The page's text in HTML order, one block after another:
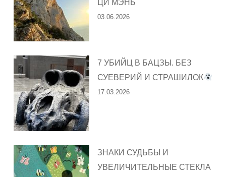
ЦИ МЭНЬ
03.06.2026
7 УБИЙЦ В БАЦЗЫ. БЕЗ
СУЕВЕРИЙ И СТРАШИЛОК
17.03.2026
ЗНАКИ СУДЬБЫ И
УВЕЛИЧИТЕЛЬНЫЕ СТЕКЛА